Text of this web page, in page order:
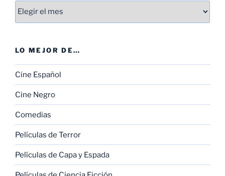
Entradas
LO MEJOR DE…
Cine Español
Cine Negro
Comedias
Películas de Terror
Películas de Capa y Espada